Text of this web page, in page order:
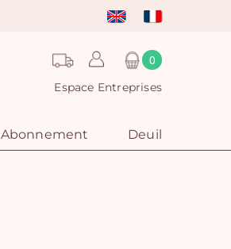
0
Espace Entreprises
Abonnement Deuil